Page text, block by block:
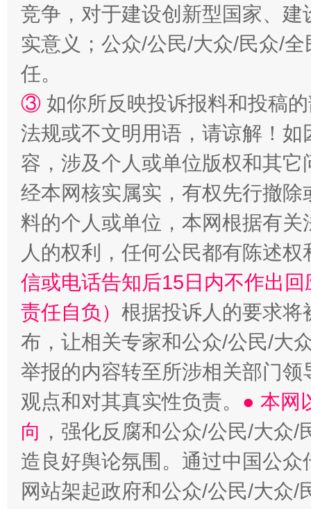
扯下公款旅游的“隐身衣” 如何以
“蜀中异人”王建安的艺术幻境
竞争，对于建设创新型国家、
实意义；公众/公民/大众/民众/
任。
③ 如你所反映投诉报料和投稿
法规或不文明用语，请谅解！
容，涉及个人或单位版权和其它
经本网核实属实，有权先行撤
料的个人或单位，本网根据有
人的权利，任何公民都有陈述
信或电话告知后15日内不作出
责任自负） 根据投诉人的要求将
布，让相关专家和公众/公民/大
举报的内容转至所涉相关部门
观点和对其真实性负责。 ● 本网
向 ，强化反腐和公众/公民/大众
造良好舆论氛围。通过中国公
网站架起政府和公众/公民/大众